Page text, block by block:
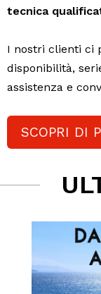
tecnica
I nostri clienti ci
disponibilità,
assistenza e
SCOPRI DI